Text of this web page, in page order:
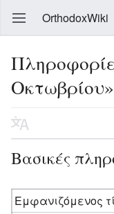
OrthodoxWiki
Οκτωβρίου»
Βασικές
Εμφανιζόμενος